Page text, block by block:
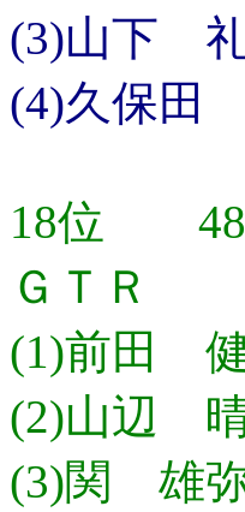
(3)山下
(4)久保田
18位
ＧＴＲ
(1)前田
(2)山辺
(3)関 雄